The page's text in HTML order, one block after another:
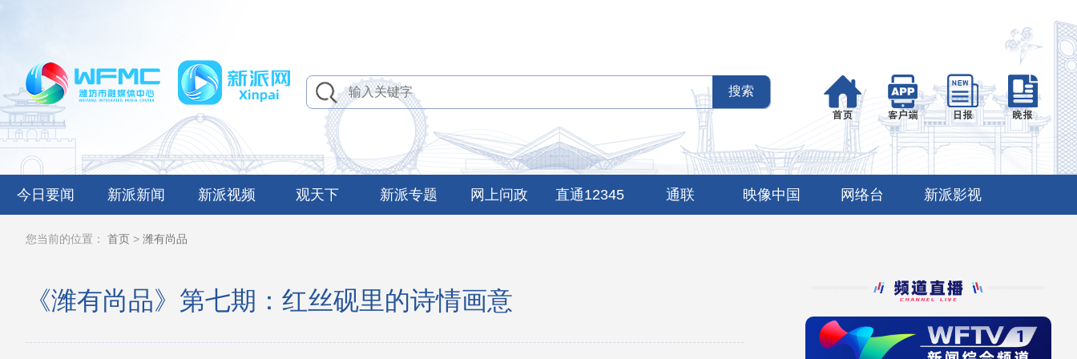
今日要闻 新派新闻 新派视频 观天下 新派专题 网上问政 直通12345 通联 映像中国 网络台 新派影视
您当前的位置： 首页 > 潍有尚品
《潍有尚品》第七期：红丝砚里的诗情画意